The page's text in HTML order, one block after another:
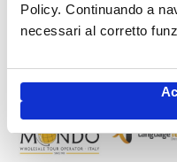
Policy. Continuando a
necessari al corretto